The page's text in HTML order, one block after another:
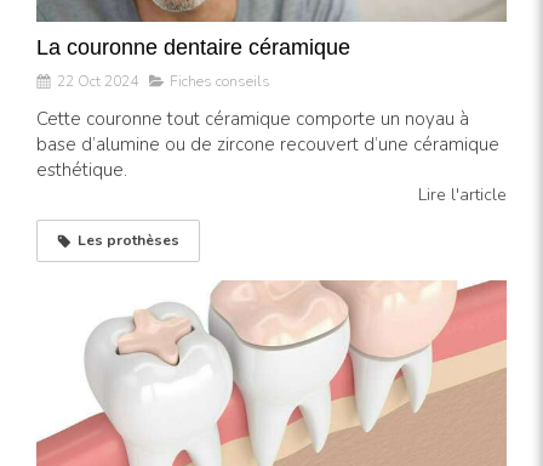
La couronne dentaire céramique
22 Oct 2024 Fiches conseils
Cette couronne tout céramique comporte un noyau à
base d’alumine ou de zircone recouvert d’une céramique
esthétique.
Lire l'article
Les prothèses